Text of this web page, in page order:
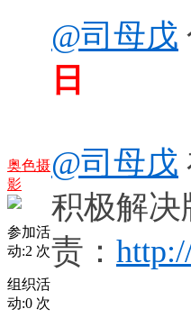
奥色摄
影
参加活
动:2 次
组织活
动:0 次
@司母戊
日
@司母戊
积极解决
责：